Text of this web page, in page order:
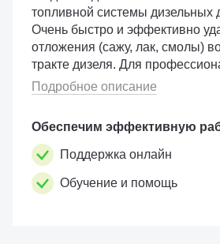
топливной системы дизельных
Очень быстро и эффективно
отложения (сажу, лак, смолы)
тракте дизеля. Для
применения с оборудованием
Motul Performance. Коробка 12
Подробное описание
Обеспечим эффективную
Поддержка онлайн
Обучение и помощь